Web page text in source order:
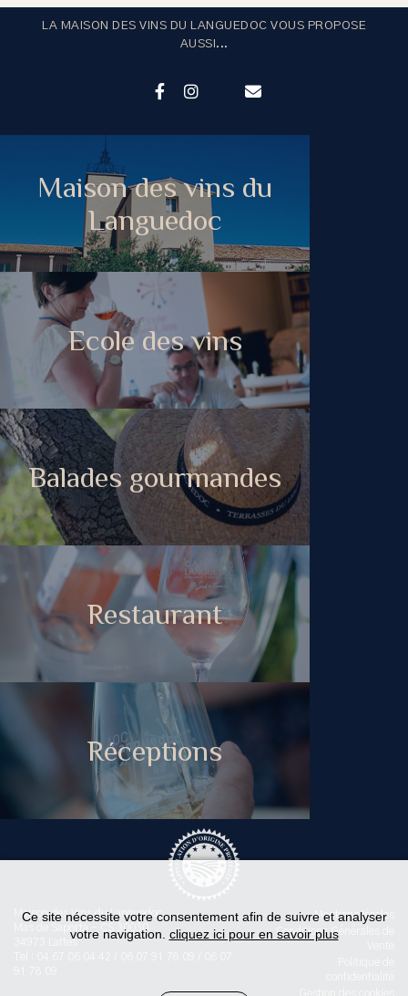
LA MAISON DES VINS DU LANGUEDOC VOUS PROPOSE
AUSSI...
Maison des vins du
Languedoc
Ecole des vins
Balades gourmandes
Restaurant
Réceptions
Maison des Vins du Languedoc
Mas de Saporta - CS 30030
Mentions légales
Conditions Générales de
Ce site nécessite votre consentement afin de suivre et analyser
votre navigation. cliquez ici pour en savoir plus